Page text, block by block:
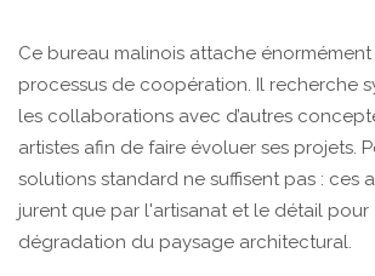
Ce bureau malinois attache énormément
processus de coopération. Il recherche
les collaborations avec d’autres
artistes afin de faire évoluer ses projets.
solutions standard ne suffisent pas : ces
jurent que par l'artisanat et le détail
dégradation du paysage architectural.